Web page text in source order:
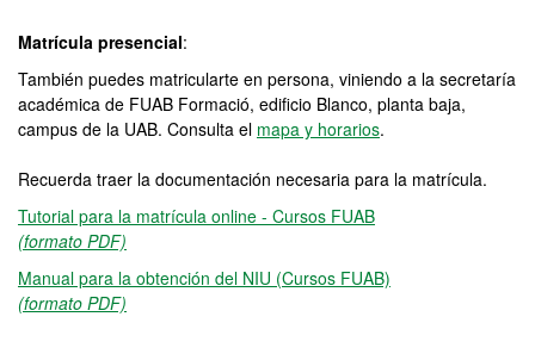
Matrícula presencial:
También puedes matricularte en persona, viniendo a la secretaría
académica de FUAB Formació, edificio Blanco, planta baja,
campus de la UAB. Consulta el mapa y horarios.
Recuerda traer la documentación necesaria para la matrícula.
Tutorial para la matrícula online - Cursos FUAB
(formato PDF)
Manual para la obtención del NIU (Cursos FUAB)
(formato PDF)